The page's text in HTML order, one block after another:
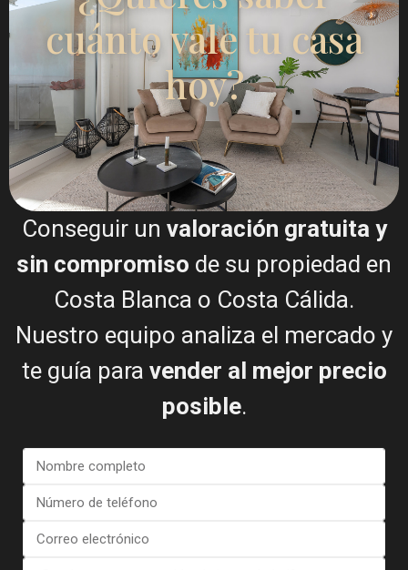
Solicita mi valoración gratuita
El proceso de venta (paso a
paso)
Valoración gratuita
Revisión de documentos
Listado de propiedades
Visitas de compradores
Negociación de ofertas
Firma final ante notario
Conozca a su experto
inmobiliario local
cuánto vale tu casa
hoy?
Conseguir un valoración gratuita y
sin compromiso de su propiedad en
Costa Blanca o Costa Cálida.
Nuestro equipo analiza el mercado y
te guía para vender al mejor precio
posible.